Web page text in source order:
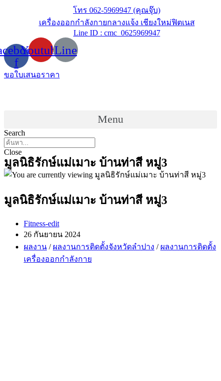
โทร 062-5969947 (คุณจุ๊บ)
เครื่องออกกำลังกายกลางแจ้ง เชียงใหม่ฟิตเนส
Line ID : cmc_0625969947
f
YoutubeLine
ขอใบเสนอราคา
Menu
Search
Close
มูลนิธิรักษ์แม่เมาะ บ้านท่าสี หมู่3
มูลนิธิรักษ์แม่เมาะ บ้านท่าสี หมู่3
Post
author:
Fitness-edit
Post
26 กันยายน 2024
Post
category:
ผลงาน / ผลงานการติดตั้งจังหวัดลำปาง / ผลงานการติดตั้ง
เครื่องออกกำลังกาย